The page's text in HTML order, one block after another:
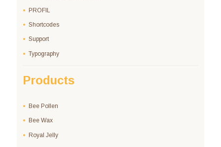
PROFIL
Shortcodes
Support
Typography
Products
Bee Pollen
Bee Wax
Royal Jelly